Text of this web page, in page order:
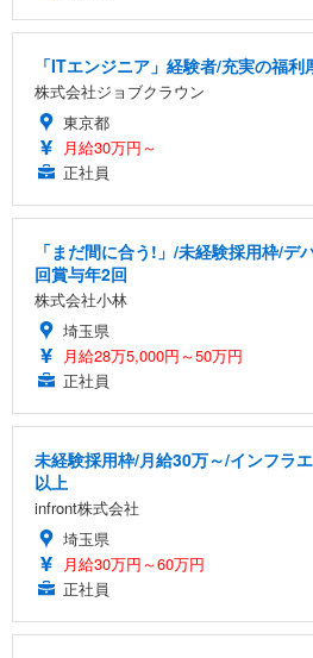
「ITエンジニア」経験者/充実の福
株式会社ジョブクラウン
東京都
月給30万円～
正社員
「まだ間に合う!」/未経験採用枠/デ
回賞与年2回
株式会社小林
埼玉県
月給28万5,000円～50万円
正社員
未経験採用枠/月給30万～/インフラ
以上
infront株式会社
埼玉県
月給30万円～60万円
正社員